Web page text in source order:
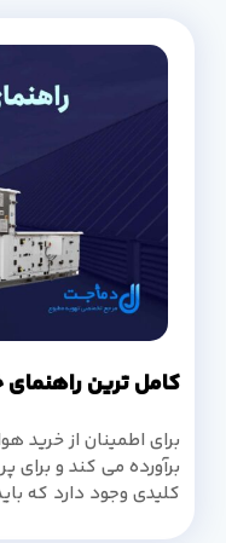
کامل ترین راهنمای خرید
برای اطمینان از خرید
برآورده می کند و
کلیدی وجود دارد که